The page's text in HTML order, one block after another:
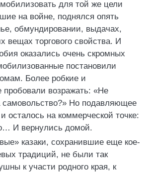
для той же цели
на войне, поднялся опять
обмундировании, выдачах,
вещах торгового свойства. И
оказались очень скромных
постановили
Более робкие и
пробовали возражать: «Не
самовольство?» Но подавляющее
осталось на коммерческой точке:
И вернулись домой.
казаки, сохранившие еще кое-
традиций, не были так
к участи родного края, к